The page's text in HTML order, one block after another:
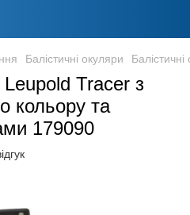
Балістичні окуляри
Leupold Tracer з
кольору та
179090